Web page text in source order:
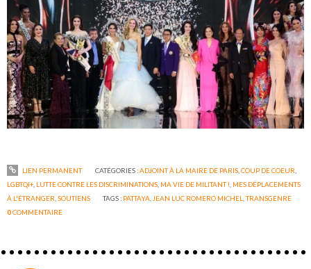
LIEN PERMANENT CATÉGORIES :ADJOINT À LA MAIRE DE PARIS,COUP DE COEUR,
LGBTQI+, LUTTE CONTRE LES DISCRIMINATIONS, MA VIE DE MILITANT !, MES DÉPLACEMENTS
À L'ÉTRANGER,SOUTIENS TAGS : PATTAYA,JEAN LUC ROMERO MICHEL,TRANSGENRE
0COMMENTAIRE